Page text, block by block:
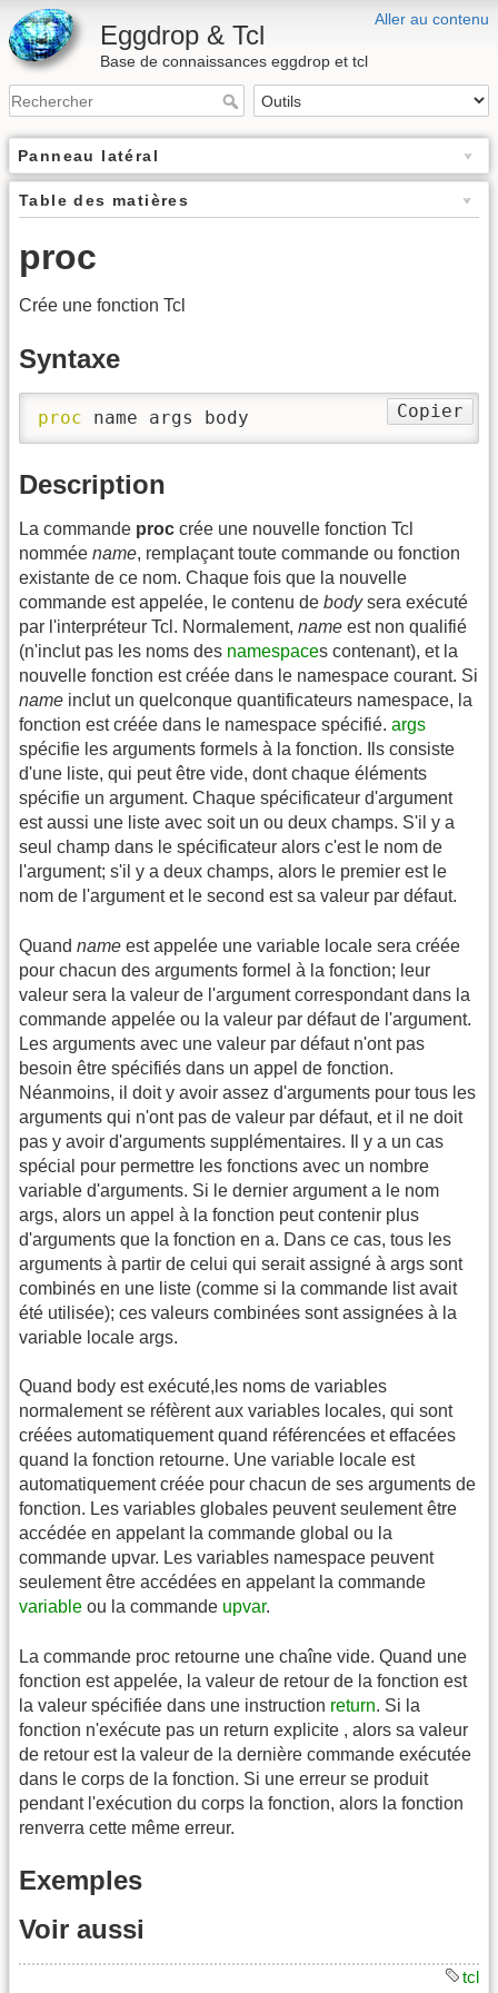
Aller au contenu
Eggdrop & Tcl
Base de connaissances eggdrop et tcl
Panneau latéral
Table des matières
proc
Crée une fonction Tcl
Syntaxe
proc name args body Copier
Description
La commande proc crée une nouvelle fonction Tcl
nommée name, remplaçant toute commande ou fonction
existante de ce nom. Chaque fois que la nouvelle
commande est appelée, le contenu de bodysera exécuté
par l'interpréteur Tcl. Normalement, name est non qualifié
(n'inclut pas les noms des namespaces contenant), et la
nouvelle fonction est créée dans le namespace courant. Si
name inclut un quelconque quantificateurs namespace, la
fonction est créée dans le namespace spécifié. args
spécifie les arguments formels à la fonction. Ils consiste
d'une liste, qui peut être vide, dont chaque éléments
spécifie un argument. Chaque spécificateur d'argument
est aussi une liste avec soit un ou deux champs. S'il y a
seul champ dans le spécificateur alors c'est le nom de
l'argument; s'il y a deux champs, alors le premier est le
nom de l'argument et le second est sa valeur par défaut.
Quand name est appelée une variable locale sera créée
pour chacun des arguments formel à la fonction; leur
valeur sera la valeur de l'argument correspondant dans la
commande appelée ou la valeur par défaut de l'argument.
Les arguments avec une valeur par défaut n'ont pas
besoin être spécifiés dans un appel de fonction.
Néanmoins, il doit y avoir assez d'arguments pour tous les
arguments qui n'ont pas de valeur par défaut, et il ne doit
pas y avoir d'arguments supplémentaires. Il y a un cas
spécial pour permettre les fonctions avec un nombre
variable d'arguments. Si le dernier argument a le nom
args, alors un appel à la fonction peut contenir plus
d'arguments que la fonction en a. Dans ce cas, tous les
arguments à partir de celui qui serait assigné à args sont
combinés en une liste (comme si la commande list avait
été utilisée); ces valeurs combinées sont assignées à la
variable locale args.
Quand body est exécuté,les noms de variables
normalement se réfèrent aux variables locales, qui sont
créées automatiquement quand référencées et effacées
quand la fonction retourne. Une variable locale est
automatiquement créée pour chacun de ses arguments de
fonction. Les variables globales peuvent seulement être
accédée en appelant la commande global ou la
commande upvar. Les variables namespace peuvent
seulement être accédées en appelant la commande
variable ou la commande upvar.
La commande proc retourne une chaîne vide. Quand une
fonction est appelée, la valeur de retour de la fonction est
la valeur spécifiée dans une instruction return. Si la
fonction n'exécute pas un return explicite , alors sa valeur
de retour est la valeur de la dernière commande exécutée
dans le corps de la fonction. Si une erreur se produit
pendant l'exécution du corps la fonction, alors la fonction
renverra cette même erreur.
Exemples
Voir aussi
tcl